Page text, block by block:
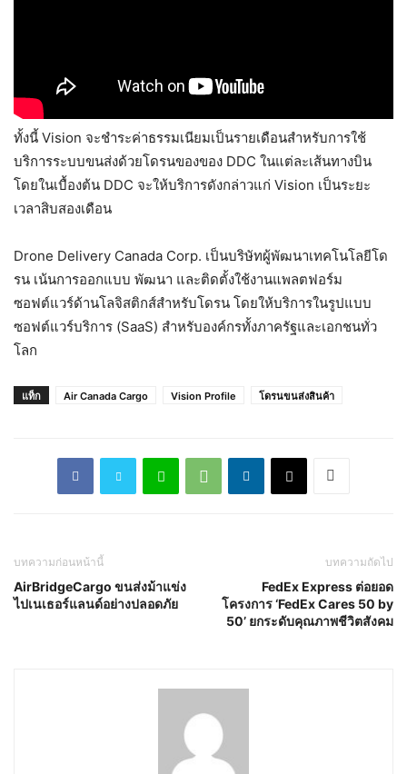
ทั้งนี้ Vision จะชำระค่าธรรมเนียมเป็นรายเดือนสำหรับการใช้
บริการระบบขนส่งด้วยโดรนของของ DDC ในแต่ละเส้นทางบิน
โดยในเบื้องต้น DDC จะให้บริการดังกล่าวแก่ Vision เป็นระยะ
เวลาสิบสองเดือน
Drone Delivery Canada Corp. เป็นบริษัทผู้พัฒนาเทคโนโลยีโด
รน เน้นการออกแบบ พัฒนา และติดตั้งใช้งานแพลตฟอร์ม
ซอฟต์แวร์ด้านโลจิสติกส์สำหรับโดรน โดยให้บริการในรูปแบบ
ซอฟต์แวร์บริการ (SaaS) สำหรับองค์กรทั้งภาครัฐและเอกชนทั่ว
โลก
แท็ก Air Canada Cargo Vision Profile โดรนขนส่งสินค้า
บทความก่อนหน้านี้
AirBridgeCargo ขนส่งม้าแข่ง
ไปเนเธอร์แลนด์อย่างปลอดภัย
บทความถัดไป
FedEx Express ต่อยอด
โครงการ ‘FedEx Cares 50 by
50’ ยกระดับคุณภาพชีวิตสังคม